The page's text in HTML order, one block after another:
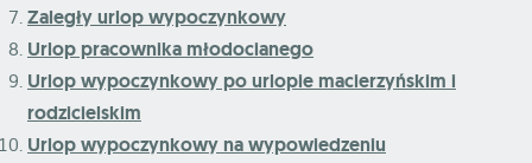
Zaległy urlop wypoczynkowy
Urlop pracownika młodocianego
Urlop wypoczynkowy po urlopie macierzyńskim i
rodzicielskim
Urlop wypoczynkowy na wypowiedzeniu